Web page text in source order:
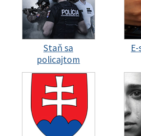
Staň sa
policajtom